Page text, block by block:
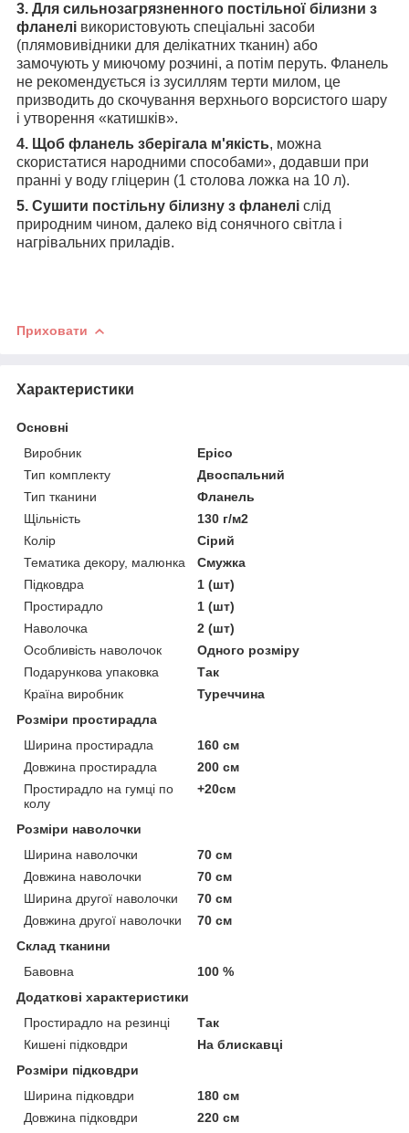
3. Для сильнозагрязненного постільної білизни з
фланелі використовують спеціальні засоби
(плямовивідники для делікатних тканин) або
замочують у миючому розчині, а потім перуть. Фланель
не рекомендується із зусиллям терти милом, це
призводить до скочування верхнього ворсистого шару
і утворення «катишків».
4. Щоб фланель зберігала м'якість, можна
скористатися народними способами», додавши при
пранні у воду гліцерин (1 столова ложка на 10 л).
5. Сушити постільну білизну з фланелі слід
природним чином, далеко від сонячного світла і
нагрівальних приладів.
Приховати
Характеристики
Основні
Виробник
Epico
Тип комплекту
Двоспальний
Тип тканини
Фланель
Щільність
130 г/м2
Колір
Сірий
Тематика декору, малюнка
Смужка
Підковдра
1 (шт)
Простирадло
1 (шт)
Наволочка
2 (шт)
Особливість наволочок
Одного розміру
Подарункова упаковка
Так
Країна виробник
Туреччина
Розміри простирадла
Ширина простирадла
160 см
Довжина простирадла
200 см
Простирадло на гумці по
колу
+20см
Розміри наволочки
Ширина наволочки
70 см
Довжина наволочки
70 см
Ширина другої наволочки
70 см
Довжина другої наволочки
70 см
Склад тканини
Бавовна
100 %
Додаткові характеристики
Простирадло на резинці
Так
Кишені підковдри
На блискавці
Розміри підковдри
Ширина підковдри
180 см
Довжина підковдри
220 см